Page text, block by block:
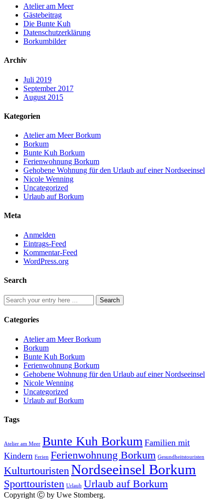
Atelier am Meer
Gästebeitrag
Die Bunte Kuh
Datenschutzerklärung
Borkumbilder
Archiv
Juli 2019
September 2017
August 2015
Kategorien
Atelier am Meer Borkum
Borkum
Bunte Kuh Borkum
Ferienwohnung Borkum
Gehobene Wohnung für den Urlaub auf einer Nordseeinsel
Nicole Wenning
Uncategorized
Urlaub auf Borkum
Meta
Anmelden
Eintrags-Feed
Kommentar-Feed
WordPress.org
Search
Categories
Atelier am Meer Borkum
Borkum
Bunte Kuh Borkum
Ferienwohnung Borkum
Gehobene Wohnung für den Urlaub auf einer Nordseeinsel
Nicole Wenning
Uncategorized
Urlaub auf Borkum
Tags
Atelier am Meer Bunte Kuh Borkum Familien mit
Kindern Ferien Ferienwohnung Borkum Gesundheitstouristen
KulturtouristenNordseeinsel Borkum
Sporttouristen Urlaub Urlaub auf Borkum
Copyright Ⓒ by Uwe Stomberg.